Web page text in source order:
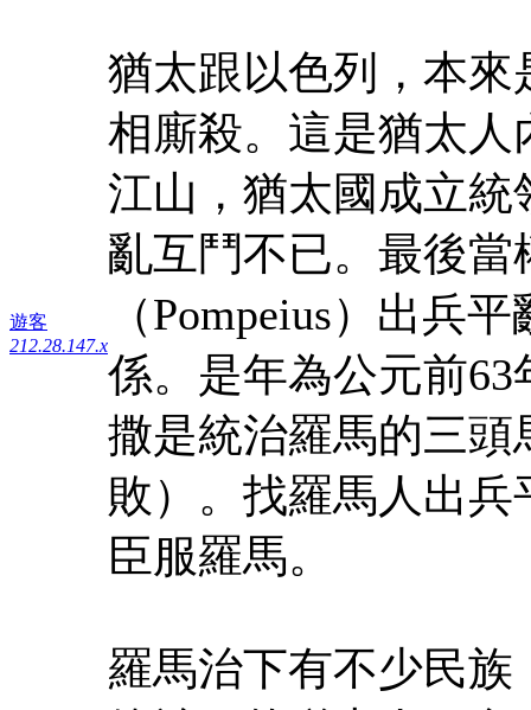
遊客
212.28.147.x
猶太跟以色列，本
相廝殺。這是猶太
江山，猶太國成立
亂互鬥不已。最後
（Pompeius）出兵
係。是年為公元前
撒是統治羅馬的三
敗）。找羅馬人出
臣服羅馬。
羅馬治下有不少民